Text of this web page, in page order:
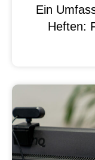
Ein
Heften: